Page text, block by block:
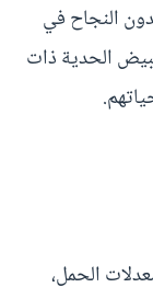
أو أكثر بدون النجاح في
الحدية ذات
الحمل،